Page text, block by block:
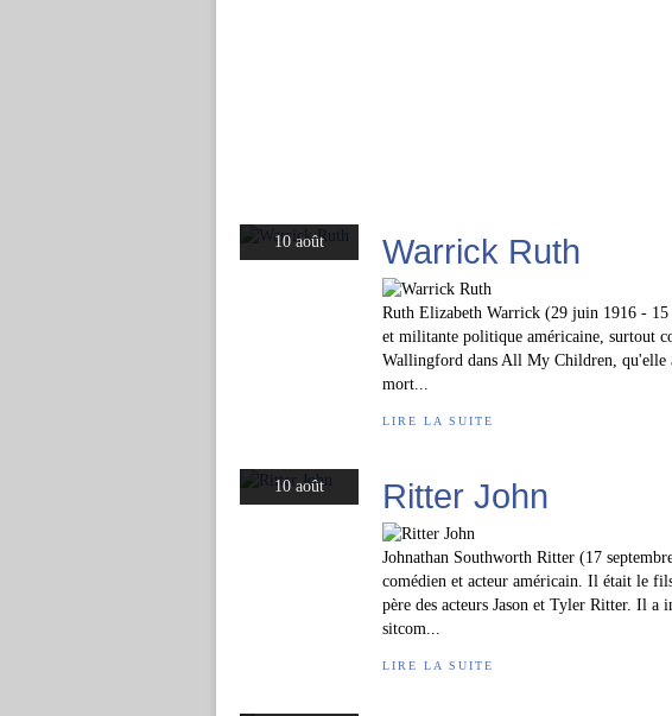
10 août Warrick Ruth
Ruth Elizabeth Warrick (29 juin 1916 - 15
et militante politique américaine, surtout
Wallingford dans All My Children, qu'elle
mort...
LIRE LA SUITE
10 août Ritter John
Johnathan Southworth Ritter (17
comédien et acteur américain. Il était le
père des acteurs Jason et Tyler Ritter. Il a
sitcom...
LIRE LA SUITE